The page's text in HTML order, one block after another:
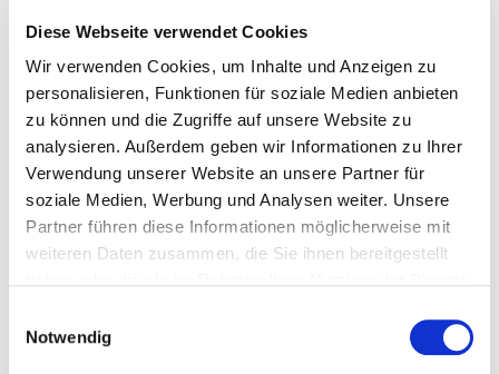
Diese Webseite verwendet Cookies
Wir verwenden Cookies, um Inhalte und Anzeigen zu
personalisieren, Funktionen für soziale Medien anbieten
zu können und die Zugriffe auf unsere Website zu
analysieren. Außerdem geben wir Informationen zu Ihrer
Verwendung unserer Website an unsere Partner für
soziale Medien, Werbung und Analysen weiter. Unsere
Partner führen diese Informationen möglicherweise mit
weiteren Daten zusammen, die Sie ihnen bereitgestellt
Notwendig
Ihr Kontakt
Beifachlichen Fragenzu den Dokumenten wenden Sie
sich bitte an Ihre zuständige
DEHOGA -Geschäftsstelle.
Für denLoginbeachten Sie bitte den Kasten unten. Falls
es Probleme mit dem Login gibt, wenden Sie sich bitte
an den Mitgliederservice: